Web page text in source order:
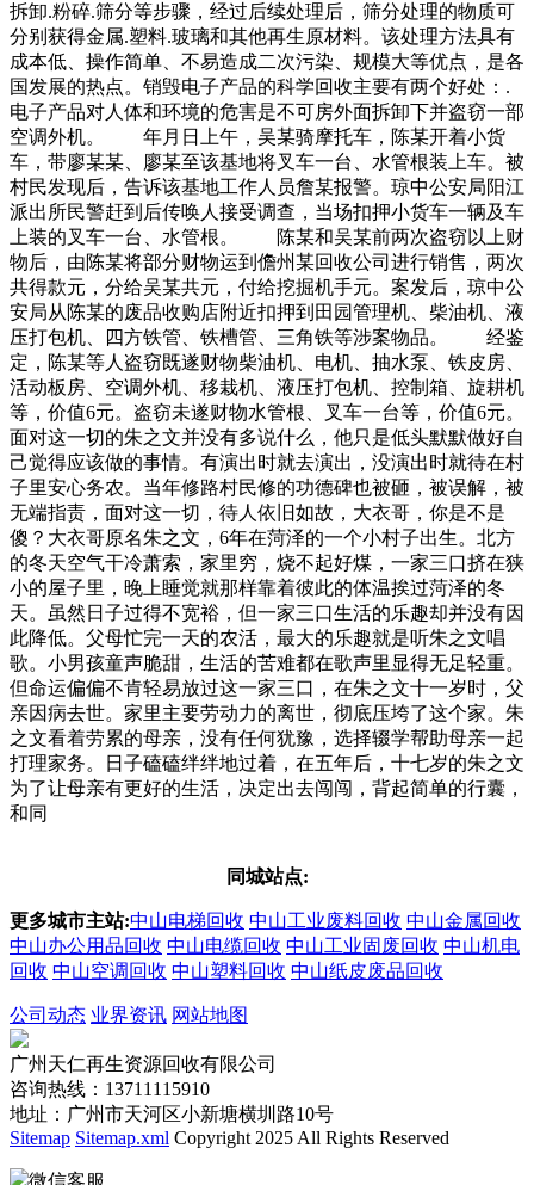
拆卸.粉碎.筛分等步骤，经过后续处理后，筛分处理的物质可
分别获得金属.塑料.玻璃和其他再生原材料。该处理方法具有
成本低、操作简单、不易造成二次污染、规模大等优点，是各
国发展的热点。销毁电子产品的科学回收主要有两个好处：.
电子产品对人体和环境的危害是不可房外面拆卸下并盗窃一部
空调外机。 年月日上午，吴某骑摩托车，陈某开着小货
车，带廖某某、廖某至该基地将叉车一台、水管根装上车。被
村民发现后，告诉该基地工作人员詹某报警。琼中公安局阳江
派出所民警赶到后传唤人接受调查，当场扣押小货车一辆及车
上装的叉车一台、水管根。 陈某和吴某前两次盗窃以上财
物后，由陈某将部分财物运到儋州某回收公司进行销售，两次
共得款元，分给吴某共元，付给挖掘机手元。案发后，琼中公
安局从陈某的废品收购店附近扣押到田园管理机、柴油机、液
压打包机、四方铁管、铁槽管、三角铁等涉案物品。 经鉴
定，陈某等人盗窃既遂财物柴油机、电机、抽水泵、铁皮房、
活动板房、空调外机、移栽机、液压打包机、控制箱、旋耕机
等，价值6元。盗窃未遂财物水管根、叉车一台等，价值6元。
面对这一切的朱之文并没有多说什么，他只是低头默默做好自
己觉得应该做的事情。有演出时就去演出，没演出时就待在村
子里安心务农。当年修路村民修的功德碑也被砸，被误解，被
无端指责，面对这一切，待人依旧如故，大衣哥，你是不是
傻？大衣哥原名朱之文，6年在菏泽的一个小村子出生。北方
的冬天空气干冷萧索，家里穷，烧不起好煤，一家三口挤在狭
小的屋子里，晚上睡觉就那样靠着彼此的体温挨过菏泽的冬
天。虽然日子过得不宽裕，但一家三口生活的乐趣却并没有因
此降低。父母忙完一天的农活，最大的乐趣就是听朱之文唱
歌。小男孩童声脆甜，生活的苦难都在歌声里显得无足轻重。
但命运偏偏不肯轻易放过这一家三口，在朱之文十一岁时，父
亲因病去世。家里主要劳动力的离世，彻底压垮了这个家。朱
之文看着劳累的母亲，没有任何犹豫，选择辍学帮助母亲一起
打理家务。日子磕磕绊绊地过着，在五年后，十七岁的朱之文
为了让母亲有更好的生活，决定出去闯闯，背起简单的行囊，
和同
同城站点:
更多城市主站:中山电梯回收 中山工业废料回收 中山金属回收
中山办公用品回收 中山电缆回收 中山工业固废回收 中山机电
回收 中山空调回收 中山塑料回收 中山纸皮废品回收
公司动态 业界资讯 网站地图
广州天仁再生资源回收有限公司
咨询热线：13711115910
地址：广州市天河区小新塘横圳路10号
Sitemap Sitemap.xml Copyright 2025 All Rights Reserved